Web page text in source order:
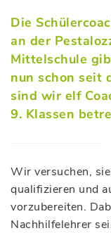
Die
an der
Mittelschule
nun schon seit
sind wir elf
9. Klassen
Wir versuchen,
qualifizieren und
vorzubereiten.
Nachhilfelehrer